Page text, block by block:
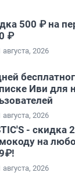
500 ₽ на
₽
2026
Иви для
2026
- скидка
на
2026